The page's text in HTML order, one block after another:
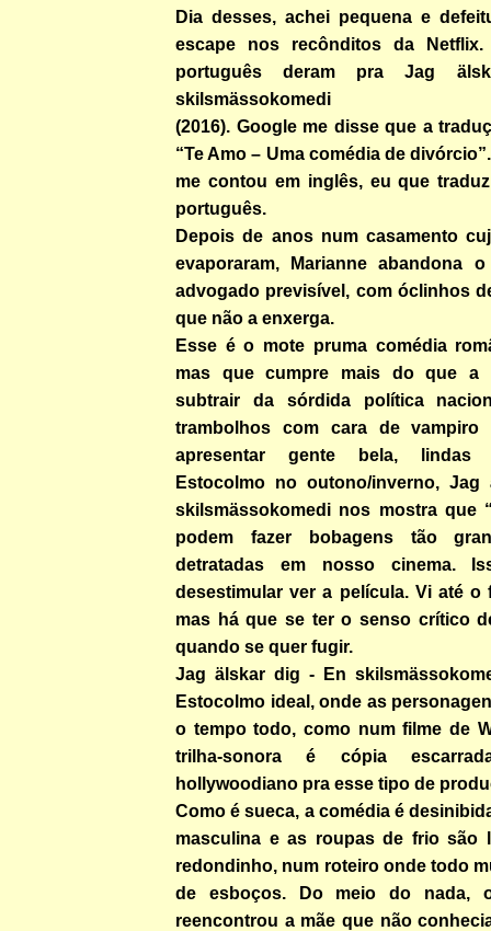
Dia desses, achei pequena e
escape nos recônditos da
português deram pra Jag
skilsmässokomedi
(2016). Google me disse que a
“Te Amo – Uma comédia de
me contou em inglês, eu que
português.
Depois de anos num casamento
evaporaram, Marianne abandona
advogado previsível, com óclinhos
que não a enxerga.
Esse é o mote pruma comédia
mas que cumpre mais do que a
subtrair da sórdida política
trambolhos com cara de vampiro
apresentar gente bela, lindas
Estocolmo no outono/inverno,
skilsmässokomedi nos mostra que
podem fazer bobagens tão
detratadas em nosso cinema.
desestimular ver a película. Vi até o
mas há que se ter o senso crítico
quando se quer fugir.
Jag älskar dig - En
Estocolmo ideal, onde as
o tempo todo, como num filme de
trilha-sonora é cópia
hollywoodiano pra esse tipo de
Como é sueca, a comédia é
masculina e as roupas de frio são
redondinho, num roteiro onde todo
de esboços. Do meio do nada,
reencontrou a mãe que não